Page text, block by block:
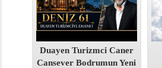
Duayen Turizmci Caner
Cansever Bodrumun Yeni